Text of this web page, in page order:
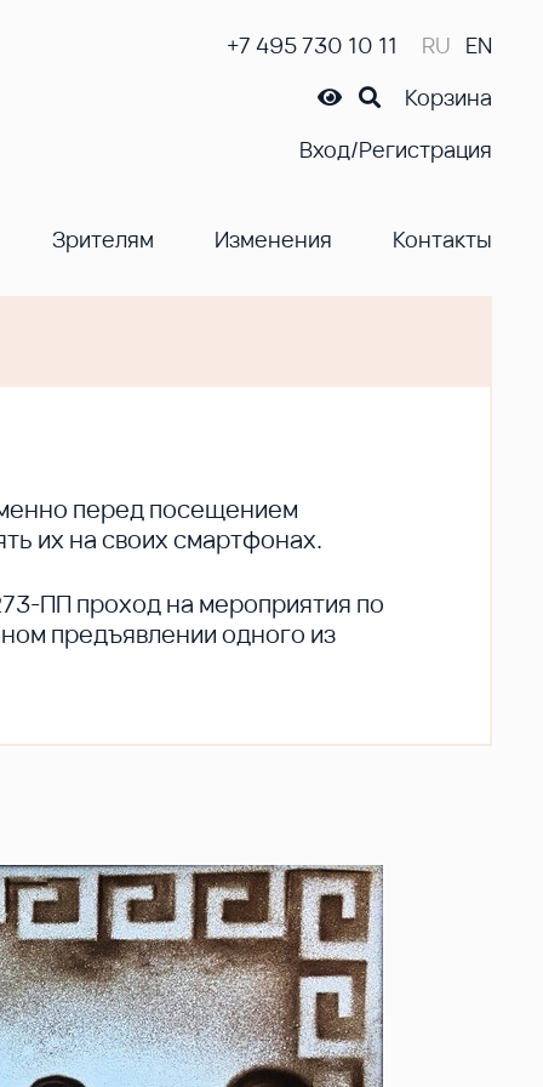
+7 495 730 10 11 RU EN
Корзина
Вход/Регистрация
Зрителям Изменения Контакты
перед посещением
их на своих смартфонах.
ПП проход на мероприятия по
предъявлении одного из